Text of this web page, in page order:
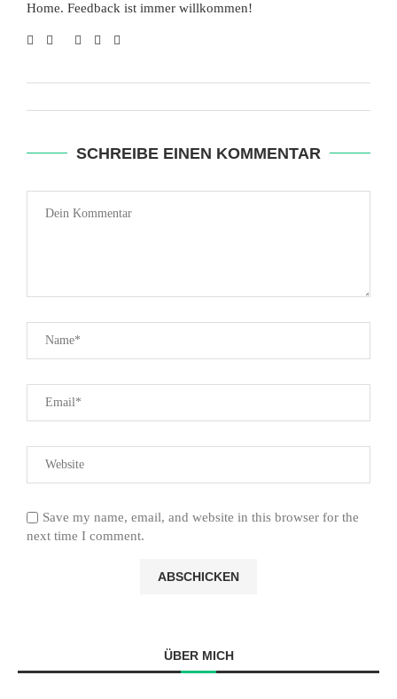
Home. Feedback ist immer willkommen!
SCHREIBE EINEN KOMMENTAR
Save my name, email, and website in this browser for the
next time I comment.
ÜBER MICH